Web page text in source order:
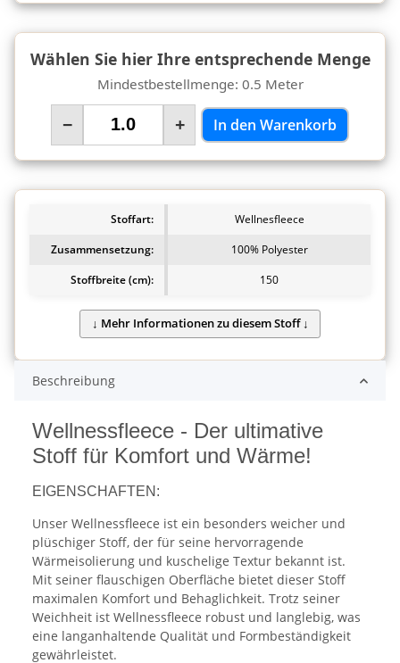
Wählen Sie hier Ihre entsprechende Menge
Mindestbestellmenge: 0.5 Meter
− + In den Warenkorb
Stoffart:
Wellnesfleece
Zusammensetzung:
100% Polyester
Stoffbreite (cm):
150
Beschreibung
Wellnessfleece - Der ultimative
Stoff für Komfort und Wärme!
EIGENSCHAFTEN:
Unser Wellnessfleece ist ein besonders weicher und
plüschiger Stoff, der für seine hervorragende
Wärmeisolierung und kuschelige Textur bekannt ist.
Mit seiner flauschigen Oberfläche bietet dieser Stoff
maximalen Komfort und Behaglichkeit. Trotz seiner
Weichheit ist Wellnessfleece robust und langlebig, was
eine langanhaltende Qualität und Formbeständigkeit
gewährleistet.